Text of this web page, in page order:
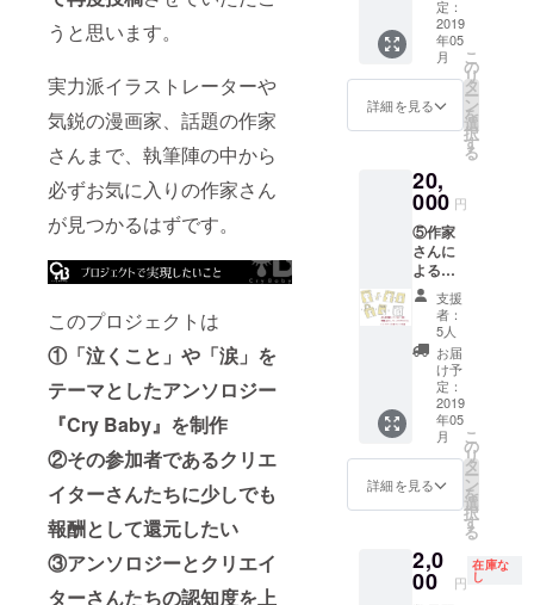
うと思います。
実力派イラストレーターや
気鋭の漫画家、話題の作家
さんまで、執筆陣の中から
必ずお気に入りの作家さん
が見つかるはずです。
このプロジェクトは
①「泣くこと」や「涙」を
テーマとしたアンソロジー
『Cry Baby』を制作
②その参加者であるクリエ
イターさんたちに少しでも
報酬として還元したい
③アンソロジーとクリエイ
ターさんたちの認知度を上
サービ
スやア
プリの
宣伝、
企業広
告など
ての権
利がご
自身に
ある、
もしく
は権利
者全員
の許可
を得た
もの」
であれ
ば自由
にご利
用でき
ます。
に掲載
用のお
くださ
い。記
ます。
作家様
の選択
と共
に、希
望のデ
書きく
ださ
き下ろ
しの場
合は支
援額の
25%、
口絵・
漫画の
コマの
場合は
支援額
の15%
を作家
さんに
お渡し
に掲載
用のお
ラスト
トート
バッグ
・カ
バーイ
ラスト
クリア
フや
ネーム
の一
部、落
書きな
どを収
録した
楽屋裏
冊子 ※
備考欄
に掲載
用のお
名前を
ご記入
くださ
い。記
入のな
IREユー
ザー
定：
2019
年05
月
詳細を見る
こ
の
リ
タ
ー
ン
を
選
択
す
る
20,
000 円
⑤作家
さんに
よるミ
ニ色紙
つき☆
贅沢プ
ラン ・
④のリ
ターン
・選べ
るミニ
色紙
（プロ
ジェク
トペー
「※」の
ない方
のみ）
支援
者：
5人
お届
け予
定：
2019
年05
月
詳細を見る
こ
の
リ
タ
ー
ン
を
選
択
す
る
2,0
00 円
在庫な
し